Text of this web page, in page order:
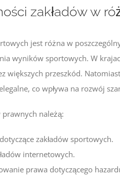
zakładów w
jest różna w
wyników sportowych. W
większych przeszkód.
co wpływa na rozwój
prawnych należą:
zakładów sportowych.
internetowych.
prawa dotyczącego